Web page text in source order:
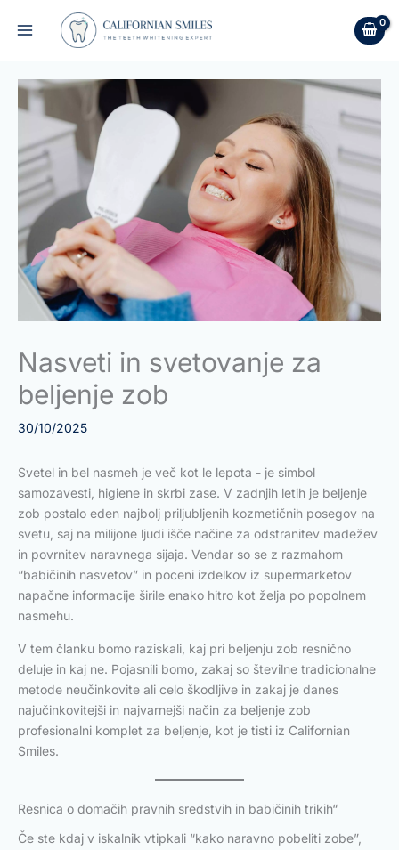
Nasveti in svetovanje za
beljenje zob
30/10/2025
Svetel in bel nasmeh je več kot le lepota - je simbol
samozavesti, higiene in skrbi zase. V zadnjih letih je beljenje
zob postalo eden najbolj priljubljenih kozmetičnih posegov na
svetu, saj na milijone ljudi išče načine za odstranitev madežev
in povrnitev naravnega sijaja. Vendar so se z razmahom
“babičinih nasvetov” in poceni izdelkov iz supermarketov
napačne informacije širile enako hitro kot želja po popolnem
nasmehu.
V tem članku bomo raziskali, kaj pri beljenju zob resnično
deluje in kaj ne. Pojasnili bomo, zakaj so številne tradicionalne
metode neučinkovite ali celo škodljive in zakaj je danes
najučinkovitejši in najvarnejši način za beljenje zob
profesionalni komplet za beljenje, kot je tisti iz Californian
Smiles.
Resnica o domačih pravnih sredstvih in babičinih trikih“
Če ste kdaj v iskalnik vtipkali “kako naravno pobeliti zobe”,